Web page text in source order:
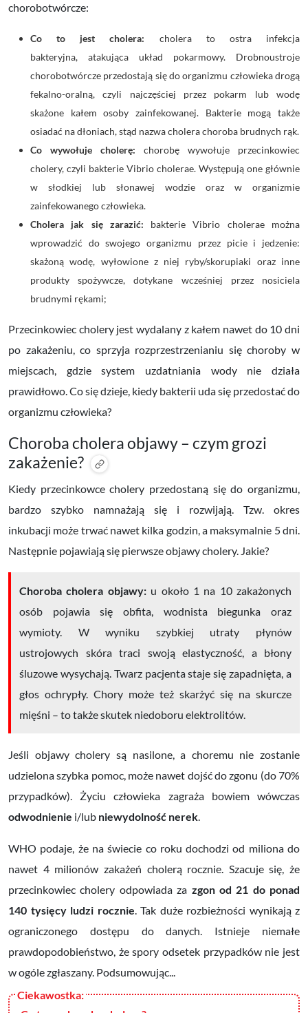
chorobotwórcze:
Co to jest cholera: cholera to ostra infekcja
bakteryjna, atakująca układ pokarmowy. Drobnoustroje
chorobotwórcze przedostają się do organizmu człowiekadrogą
fekalno-oralną, czyli najczęściej przez pokarm lub wodę
skażone kałem osoby zainfekowanej. Bakterie mogą także
osiadać na dłoniach, stąd nazwa cholerachoroba brudnych rąk.
Co wywołuje cholerę: chorobę wywołuje przecinkowiec
cholery, czyli bakterie Vibrio cholerae. Występują one głównie
w słodkiej lub słonawej wodzie oraz w organizmie
zainfekowanego człowieka.
Cholera jak się zarazić: bakterie Vibrio cholerae można
wprowadzić do swojego organizmu przez picie i jedzenie:
skażoną wodę, wyłowione z niej ryby/skorupiaki oraz inne
produkty spożywcze, dotykane wcześniej przez nosiciela
brudnymi rękami;
Przecinkowiec cholery jest wydalany z kałem nawet do 10 dni
po zakażeniu, co sprzyja rozprzestrzenianiu się choroby w
miejscach, gdzie system uzdatniania wody nie działa
prawidłowo. Co się dzieje, kiedy bakterii uda się przedostać do
organizmu człowieka?
Choroba cholera objawy – czym grozi
zakażenie?
Kiedy przecinkowce cholery przedostaną się do organizmu,
bardzo szybko namnażają się i rozwijają. Tzw. okres
inkubacji może trwać nawet kilka godzin, a maksymalnie 5 dni.
Następnie pojawiają się pierwsze objawy cholery. Jakie?
Choroba cholera objawy: u około 1 na 10 zakażonych
osób pojawia się obfita, wodnista biegunka oraz
wymioty. W wyniku szybkiej utraty płynów
ustrojowych skóra traci swoją elastyczność, a błony
śluzowe wysychają. Twarz pacjenta staje się zapadnięta, a
głos ochrypły. Chory może też skarżyć się na skurcze
mięśni – to także skutek niedoboru elektrolitów.
Jeśli objawy cholery są nasilone, a choremu nie zostanie
udzielona szybka pomoc, może nawet dojść do zgonu (do 70%
przypadków). Życiu człowieka zagraża bowiem wówczas
odwodnienie i/lub niewydolność nerek.
WHO podaje, że na świecie co roku dochodzi od miliona do
nawet 4 milionów zakażeń cholerą rocznie. Szacuje się, że
przecinkowiec cholery odpowiada za zgon od 21 do ponad
140 tysięcy ludzi rocznie. Tak duże rozbieżności wynikają z
ograniczonego dostępu do danych. Istnieje niemałe
prawdopodobieństwo, że spory odsetek przypadków nie jest
w ogóle zgłaszany. Podsumowując...